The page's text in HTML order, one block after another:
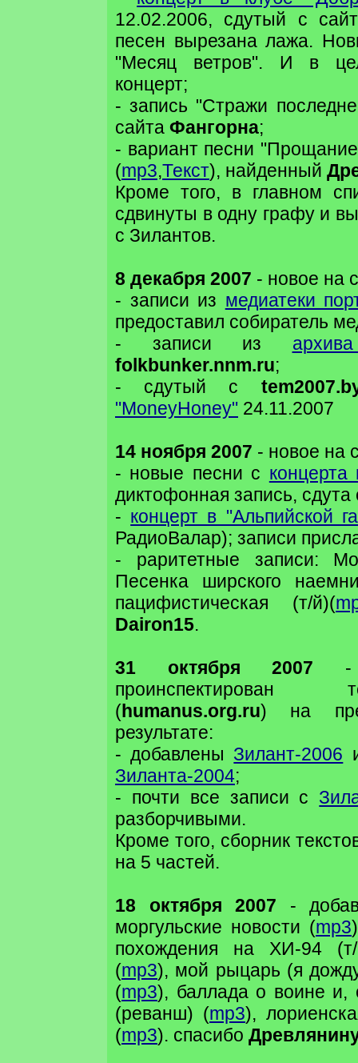
12.02.2006, сдутый с
песен вырезана лажа.
"Месяц ветров". И в
концерт;
- запись "Стражи
сайта Фангорна;
- вариант песни
(mp3,Текст), найденный
Кроме того, в главном
сдвинуты в одну графу и
с Зилантов.
8 декабря 2007 - новое на
- записи из медиатеки
предоставил собиратель
- записи из
folkbunker.nnm.ru;
- сдутый с
"MoneyHoney" 24.11.2007
14 ноября 2007 - новое на
- новые песни с
диктофонная запись,
- концерт в "Альпийской
РадиоВалар); записи
- раритетные записи:
Песенка ширского
пацифистическая (т/й)(
Dairon15.
31 октября 2007 -
проинспектирован
(humanus.org.ru) на
результате:
- добавлены Зилант-2006
Зиланта-2004;
- почти все записи с
разборчивыми.
Кроме того, сборник
на 5 частей.
18 октября 2007 -
моргульские новости (mp3
похождения на ХИ-94
(mp3), мой рыцарь (я
(mp3), баллада о воине и,
(реванш) (mp3),
(mp3). спасибо